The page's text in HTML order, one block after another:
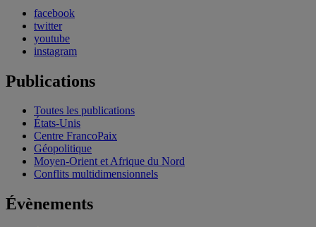
facebook
twitter
youtube
instagram
Publications
Toutes les publications
États-Unis
Centre FrancoPaix
Géopolitique
Moyen-Orient et Afrique du Nord
Conflits multidimensionnels
Évènements